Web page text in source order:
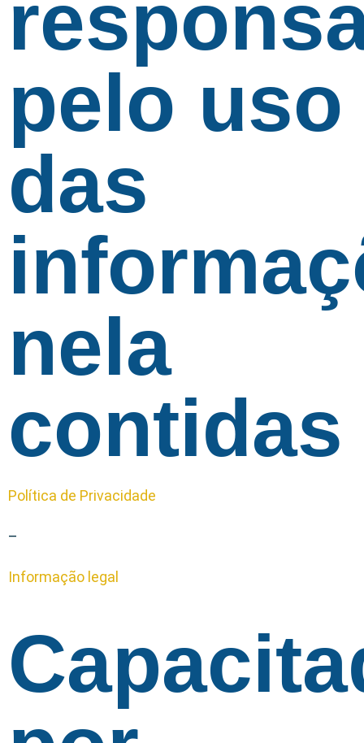
pelo uso
das
nela
contidas
Política de Privacidade
–
Informação legal